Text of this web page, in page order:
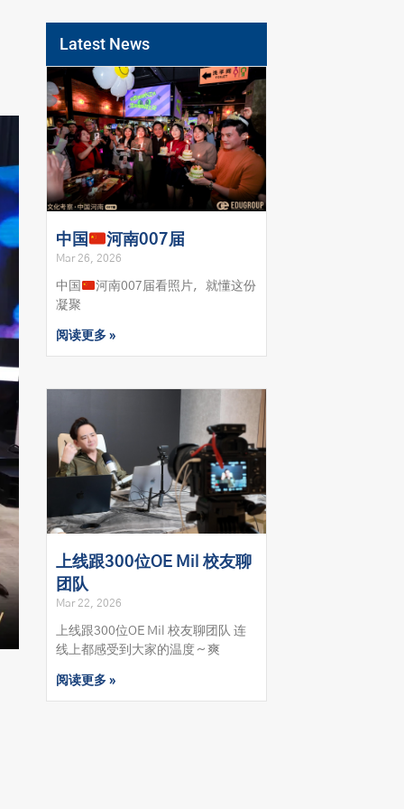
Latest News
中国 河南007届
Mar 26, 2026
中国
河南007届看照片，就懂这份
凝聚
阅读更多 »
上线跟300位OE Mil 校友聊
团队
Mar 22, 2026
上线跟300位OE Mil 校友聊团队 连
线上都感受到大家的温度～爽
阅读更多 »